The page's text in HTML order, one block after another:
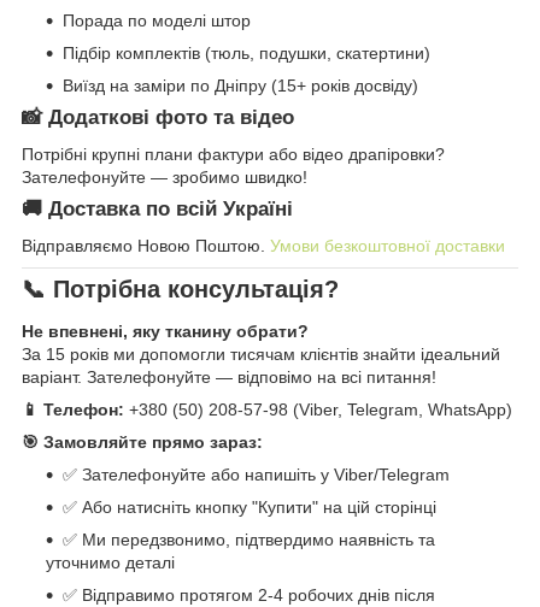
Порада по моделі штор
Підбір комплектів (тюль, подушки, скатертини)
Виїзд на заміри по Дніпру (15+ років досвіду)
📸 Додаткові фото та відео
Потрібні крупні плани фактури або відео драпіровки?
Зателефонуйте — зробимо швидко!
🚚 Доставка по всій Україні
Відправляємо Новою Поштою. Умови безкоштовної доставки
📞 Потрібна консультація?
Не впевнені, яку тканину обрати?
За 15 років ми допомогли тисячам клієнтів знайти ідеальний
варіант. Зателефонуйте — відповімо на всі питання!
📱 Телефон: +380 (50) 208-57-98 (Viber, Telegram, WhatsApp)
🎯 Замовляйте прямо зараз:
✅ Зателефонуйте або напишіть у Viber/Telegram
✅ Або натисніть кнопку "Купити" на цій сторінці
✅ Ми передзвонимо, підтвердимо наявність та
уточнимо деталі
✅ Відправимо протягом 2-4 робочих днів після